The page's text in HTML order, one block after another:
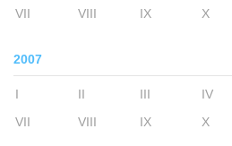
VII
VIII IX X
2007
I II III IV
VII
VIII IX X